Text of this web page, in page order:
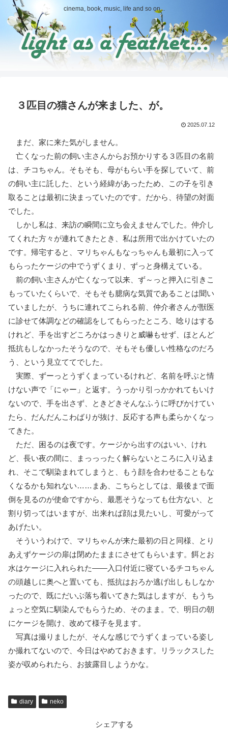
cinema, book, music, life and so on...
３匹目の猫さんが来ました、が。
2025.07.12
まだ、家に来た気がしません。
亡くなった前の飼い主さんからお預かりする３匹目の名前
は、チコちゃん。そもそも、母がもらい手を探していて、前
の飼い主に託した、という経緯があったため、この子を引き
取ることは最初に決まっていたのです。だから、待望の対面
でした。
しかし私は、来訪の瞬間に立ち会えませんでした。仲介し
てくれた方々が連れてきたとき、私は所用で出かけていたの
です。帰宅すると、マリちゃんもなっちゃんも最初に入って
もらったケージの中でうずくまり、ずっと身構えている。
前の飼い主さんが亡くなって以来、ず～っと押入に引きこ
もっていたくらいで、そもそも臆病な気質であることは聞い
ていましたが、うちに連れてこられる前、仲介者さんが獣医
に診せて体調などの確認をしてもらったところ、唸りはする
けれど、手を出すどころかはっきりと威嚇もせず、ほとんど
抵抗もしなかったそうなので、そもそも優しい性格なのだろ
う、という見立ててでした。
実際、ずーっとうずくまっているけれど、名前を呼ぶと情
けない声で「にゃー」と返す。うっかり引っかかれてもいけ
ないので、手を出さず、ときどきそんなふうに呼びかけてい
たら、だんだんこわばりが抜け、反応する声も柔らかくなっ
てきた。
ただ、困るのは夜です。ケージから出すのはいい、けれ
ど、長い夜の間に、まっっったく解らないところに入り込ま
れ、そこで馴染まれてしまうと、もう顔を合わせることもな
くなるかも知れない……まあ、こちらとしては、最後まで面
倒を見るのが使命ですから、最悪そうなっても仕方ない、と
割り切ってはいますが、出来れば顔は見たいし、可愛がって
あげたい。
そういうわけで、マリちゃんが来た最初の日と同様、とり
あえずケージの扉は閉めたままにさせてもらいます。餌とお
水はケージに入れられた――入口付近に寝ているチコちゃん
の頭越しに奥へと置いても、抵抗はおろか逃げ出しもしなか
ったので、既にだいぶ落ち着いてきた気はしますが、もうち
ょっと空気に馴染んでもらうため、そのまま。で、明日の朝
にケージを開け、改めて様子を見ます。
写真は撮りましたが、そんな感じでうずくまっている姿し
か撮れてないので、今日はやめておきます。リラックスした
姿が収められたら、お披露目しようかな。
diary neko
シェアする